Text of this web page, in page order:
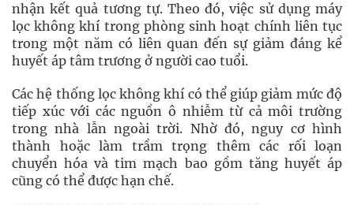
nhận kết quả tương tự. Theo đó, việc sử dụng máy
lọc không khí trong phòng sinh hoạt chính liên tục
trong một năm có liên quan đến sự giảm đáng kể
huyết áp tâm trương ở người cao tuổi.
Các hệ thống lọc không khí có thể giúp giảm mức độ
tiếp xúc với các nguồn ô nhiễm từ cả môi trường
trong nhà lẫn ngoài trời. Nhờ đó, nguy cơ hình
thành hoặc làm trầm trọng thêm các rối loạn
chuyển hóa và tim mạch bao gồm tăng huyết áp
cũng có thể được hạn chế.